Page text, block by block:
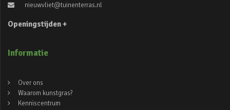
nieuwvliet@tuinenterras.nl
Openingstijden +
Informatie
Over ons
Waarom kunstgras?
Kenniscentrum